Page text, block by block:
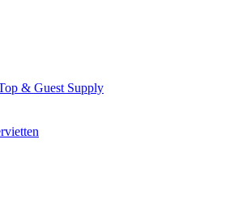
& Guest Supply